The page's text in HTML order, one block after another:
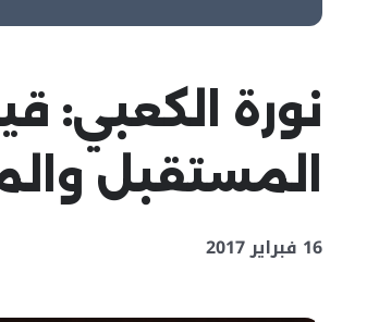
نورة الكعبي:
المستقبل
16 فبراير 2017